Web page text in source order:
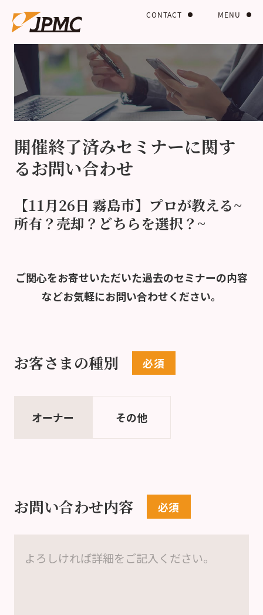
MENU
CONTACT
開催終了済みセミナーに関す
るお問い合わせ
【11月26日 霧島市】プロが教える~
所有？売却？どちらを選択？~
ご関心をお寄せいただいた過去のセミナーの内容
などお気軽にお問い合わせください。
お客さまの種別
オーナー その他
お問い合わせ内容